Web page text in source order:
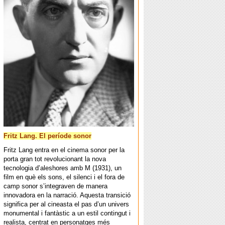
Fritz Lang. El període sonor
Fritz Lang entra en el cinema sonor per la
porta gran tot revolucionant la nova
tecnologia d’aleshores amb M (1931), un
film en què els sons, el silenci i el fora de
camp sonor s’integraven de manera
innovadora en la narració. Aquesta transició
significa per al cineasta el pas d’un univers
monumental i fantàstic a un estil contingut i
realista, centrat en personatges més